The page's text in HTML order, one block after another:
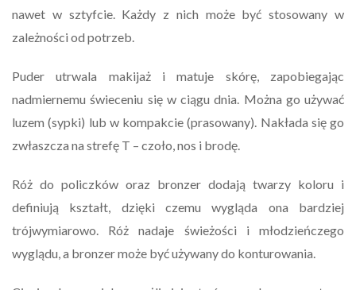
nawet w sztyfcie. Każdy z nich może być stosowany w
zależności od potrzeb.
Puder utrwala makijaż i matuje skórę, zapobiegając
nadmiernemu świeceniu się w ciągu dnia. Można go używać
luzem (sypki) lub w kompakcie (prasowany). Nakłada się go
zwłaszcza na strefę T – czoło, nos i brodę.
Róż do policzków oraz bronzer dodają twarzy koloru i
definiują kształt, dzięki czemu wygląda ona bardziej
trójwymiarowo. Róż nadaje świeżości i młodzieńczego
wyglądu, a bronzer może być używany do konturowania.